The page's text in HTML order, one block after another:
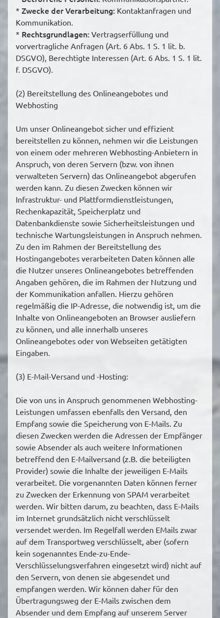
* Zwecke der Verarbeitung: Kontaktanfragen und
Kommunikation.
* Rechtsgrundlagen: Vertragserfüllung und
vorvertragliche Anfragen (Art. 6 Abs. 1 S. 1 lit. b.
DSGVO), Berechtigte Interessen (Art. 6 Abs. 1 S. 1 lit.
f. DSGVO).
(2) Bereitstellung des Onlineangebotes und
Webhosting
Um unser Onlineangebot sicher und effizient
bereitstellen zu können, nehmen wir die Leistungen
von einem oder mehreren Webhosting-Anbietern in
Anspruch, von deren Servern (bzw. von ihnen
verwalteten Servern) das Onlineangebot abgerufen
werden kann. Zu diesen Zwecken können wir
Infrastruktur- und Plattformdienstleistungen,
Rechenkapazität, Speicherplatz und
Datenbankdienste sowie Sicherheitsleistungen und
technische Wartungsleistungen in Anspruch nehmen.
Zu den im Rahmen der Bereitstellung des
Hostingangebotes verarbeiteten Daten können alle
die Nutzer unseres Onlineangebotes betreffenden
Angaben gehören, die im Rahmen der Nutzung und
der Kommunikation anfallen. Hierzu gehören
regelmäßig die IP-Adresse, die notwendig ist, um die
Inhalte von Onlineangeboten an Browser ausliefern
zu können, und alle innerhalb unseres
Onlineangebotes oder von Webseiten getätigten
Eingaben.
(3) E-Mail-Versand und -Hosting:
Die von uns in Anspruch genommenen Webhosting-
Leistungen umfassen ebenfalls den Versand, den
Empfang sowie die Speicherung von E-Mails. Zu
diesen Zwecken werden die Adressen der Empfänger
sowie Absender als auch weitere Informationen
betreffend den E-Mailversand (z.B. die beteiligten
Provider) sowie die Inhalte der jeweiligen E-Mails
verarbeitet. Die vorgenannten Daten können ferner
zu Zwecken der Erkennung von SPAM verarbeitet
werden. Wir bitten darum, zu beachten, dass E-Mails
im Internet grundsätzlich nicht verschlüsselt
versendet werden. Im Regelfall werden EMails zwar
auf dem Transportweg verschlüsselt, aber (sofern
kein sogenanntes Ende-zu-Ende-
Verschlüsselungsverfahren eingesetzt wird) nicht auf
den Servern, von denen sie abgesendet und
empfangen werden. Wir können daher für den
Übertragungsweg der E-Mails zwischen dem
Absender und dem Empfang auf unserem Server